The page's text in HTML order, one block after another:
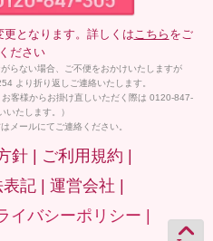
となります。詳しくは こちら をご
ださい
らない場合、ご不便をおかけいたしますが
より折り返しご連絡いたします。
客様からお掛け直しいただく際は 0120-847-
いたします。）
メールにてご連絡ください。
針 | ご利用規約 |
記 | 運営会社 |
イバシーポリシー |